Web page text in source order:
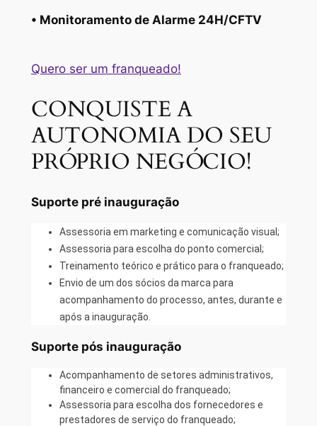
• Monitoramento de Alarme 24H/CFTV
Quero ser um franqueado!
CONQUISTE A
AUTONOMIA DO SEU
PRÓPRIO NEGÓCIO!
Suporte pré inauguração
Assessoria em marketing e comunicação visual;
Assessoria para escolha do ponto comercial;
Treinamento teórico e prático para o franqueado;
Envio de um dos sócios da marca para
acompanhamento do processo, antes, durante e
após a inauguração.
Suporte pós inauguração
Acompanhamento de setores administrativos,
financeiro e comercial do franqueado;
Assessoria para escolha dos fornecedores e
prestadores de serviço do franqueado;